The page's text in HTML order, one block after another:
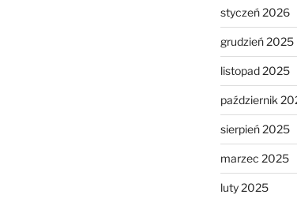
styczeń 2026
grudzień 2025
listopad 2025
październik
sierpień 2025
marzec 2025
luty 2025